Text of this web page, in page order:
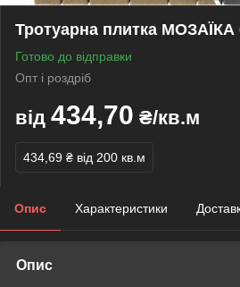
Тротуарна плитка МОЗАЇКА
Готово до відправки
Опт і роздріб
від 434,70 ₴/кв.м
434,69 ₴ від 200 кв.м
Опис Характеристики
Опис